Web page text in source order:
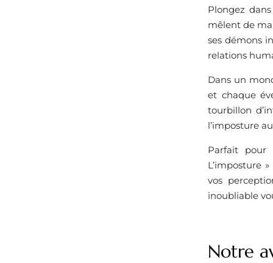
Plongez
mêlent de
ses démons
relations
Dans un
et chaque
tourbillon
l’imposture
Parfait pour
L’imposture
vos
inoubliable
Notre